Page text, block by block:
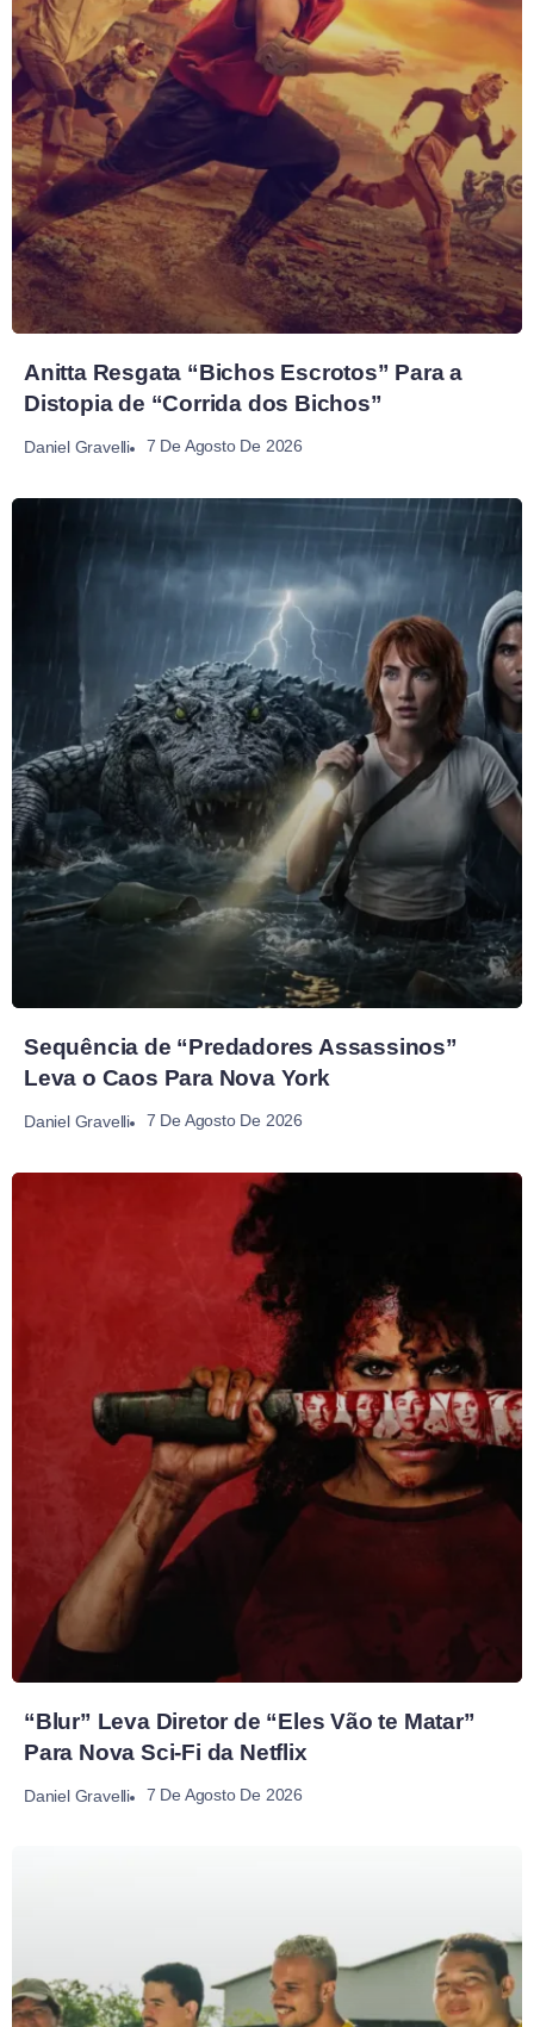
Anitta Resgata “Bichos Escrotos” Para a
Distopia de “Corrida dos Bichos”
Daniel Gravelli 7 De Agosto De 2026
Sequência de “Predadores Assassinos”
Leva o Caos Para Nova York
Daniel Gravelli 7 De Agosto De 2026
“Blur” Leva Diretor de “Eles Vão te Matar”
Para Nova Sci-Fi da Netflix
Daniel Gravelli 7 De Agosto De 2026